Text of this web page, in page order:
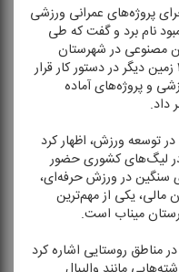
پروژه‌های عمرانی ورزشی
نام برد و گفت كه طی
بیش از ۱۷ زمین چمن مصنوعی در شهرستان
افتتاح شده و امسال نیز افتتاح حدود ۱۷ زمین دیگر در دستور كار قرار
و پروژه‌های آماده
داد.
توسعه ورزش، اظهار كرد
در لیگ‌های كشوری حضور
سنگین در ورزش حرفه‌ای،
مالی، یكی از مهم‌ترین
میناب است.
مناطق روستایی اشاره كرد